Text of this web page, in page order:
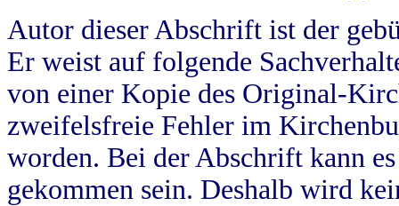
Autor dieser Abschrift ist der
Er weist auf folgende
von einer Kopie des Original-
zweifelsfreie Fehler im
worden. Bei der Abschrift kann
gekommen sein. Deshalb wird